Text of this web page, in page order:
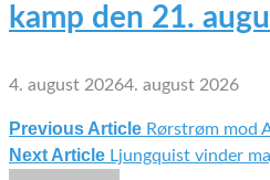
kamp den 21.
4. august 20264. august 2026
Previous Article Rørstrøm mod
Next Article Ljungquist vinder